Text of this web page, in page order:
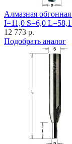
Алмазная
I=11,0 S=6,0
12 773 р.
Подобрать аналог